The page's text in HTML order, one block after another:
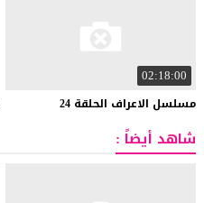
02:18:00
مسلسل الاعراف الحلقة 24
شاهد أيضاً :